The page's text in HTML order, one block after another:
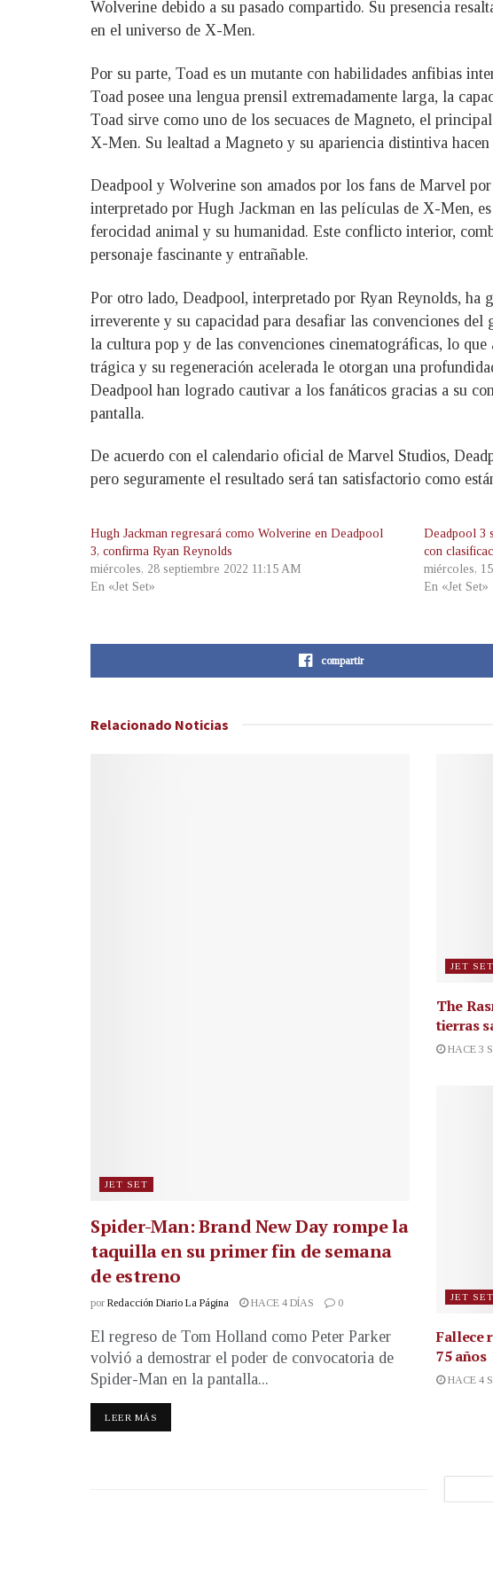
Wolverine debido a su pasado compartido. Su presencia
en el universo de X-Men.
Por su parte, Toad es un mutante con habilidades anfibias
Toad posee una lengua prensil extremadamente larga, la
Toad sirve como uno de los secuaces de Magneto, el
X-Men. Su lealtad a Magneto y su apariencia distintiva
Deadpool y Wolverine son amados por los fans de Marvel
interpretado por Hugh Jackman en las películas de X-Men,
ferocidad animal y su humanidad. Este conflicto interior,
personaje fascinante y entrañable.
Por otro lado, Deadpool, interpretado por Ryan Reynolds,
irreverente y su capacidad para desafiar las convenciones
la cultura pop y de las convenciones cinematográficas, lo
trágica y su regeneración acelerada le otorgan una
Deadpool han logrado cautivar a los fanáticos gracias a su
pantalla.
De acuerdo con el calendario oficial de Marvel Studios,
pero seguramente el resultado será tan satisfactorio como
Hugh Jackman regresará como Wolverine en Deadpool
3, confirma Ryan Reynolds
miércoles, 28 septiembre 2022 11:15 AM
En «Jet Set»
Deadpool 3
con
miércoles,
En «Jet Set»
compartir
Relacionado Noticias
JET SET
Spider-Man: Brand New Day rompe la
taquilla en su primer fin de semana
de estreno
por Redacción Diario La Página HACE 4 DÍAS 0
El regreso de Tom Holland como Peter Parker
volvió a demostrar el poder de convocatoria de
Spider-Man en la pantalla...
LEER MÁS
JET SET
The
tierras
HACE 3
JET SET
Fallece
75 años
HACE 4